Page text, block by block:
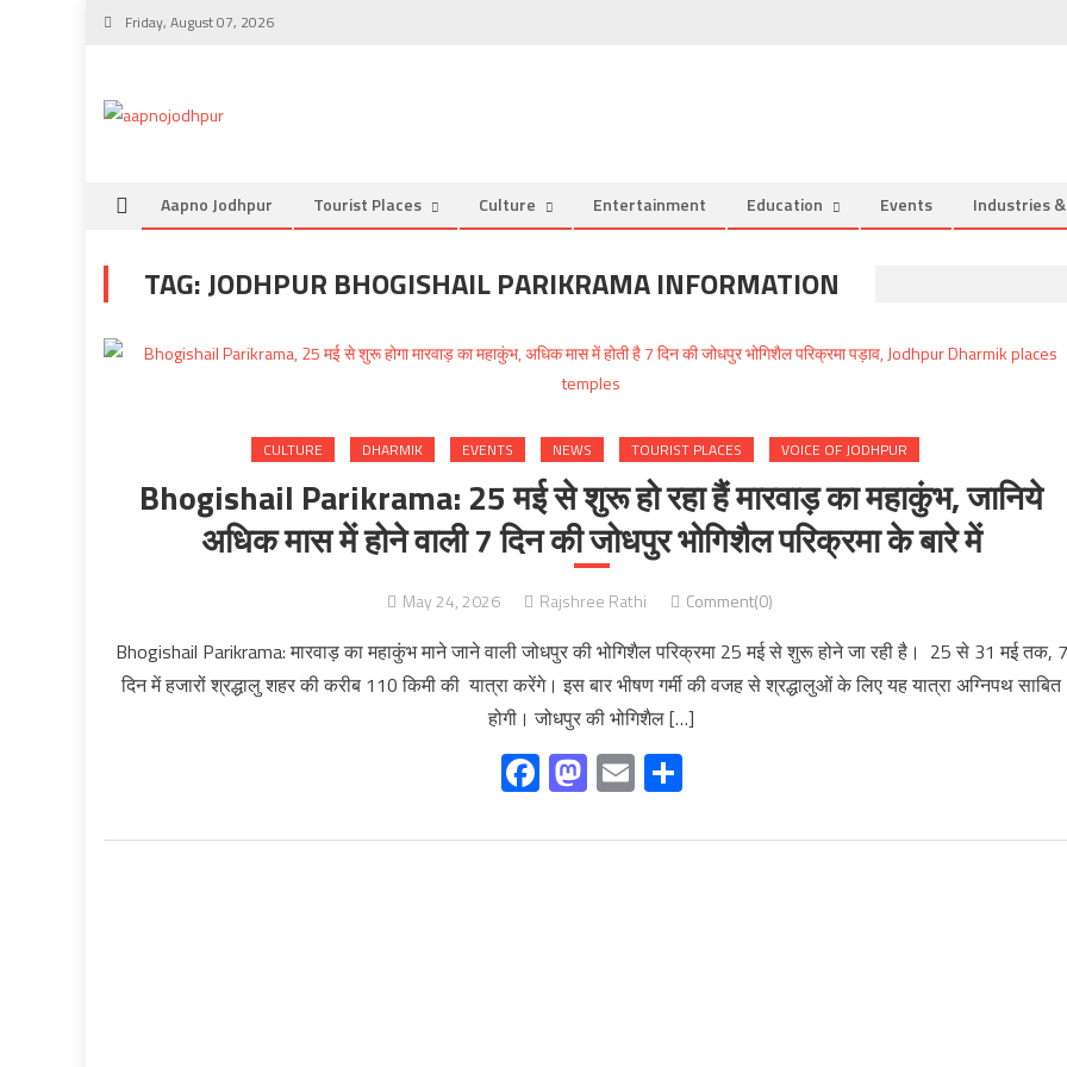
Skip
Friday, August 07, 2026
Aapno Jodhpur Tourist Places Culture Entertainment Education Events Industries
TAG:JODHPUR BHOGISHAIL PARIKRAMA INFORMATION
CULTURE DHARMIK EVENTS NEWS TOURIST PLACES VOICE OF JODHPUR
Bhogishail Parikrama: 25 मई से शुरू हो रहा हैं मारवाड़ का महाकुंभ, जानिये
अधिक मास में होने वाली 7 दिन की जोधपुर भोगिशैल परिक्रमा के बारे में
May 24, 2026 Rajshree Rathi Comment(0)
Bhogishail Parikrama: मारवाड़ का महाकुंभ माने जाने वाली जोधपुर की भोगिशैल परिक्रमा 25 मई से शुरू होने जा रही है। 25 से 31 मई तक, 7
दिन में हजारों श्रद्धालु शहर की करीब 110 किमी की यात्रा करेंगे। इस बार भीषण गर्मी की वजह से श्रद्धालुओं के लिए यह यात्रा अग्निपथ साबित
होगी। जोधपुर की भोगिशैल […]
Facebook
Mastodon
EmailShare